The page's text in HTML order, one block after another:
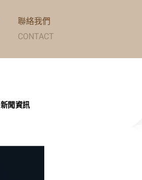
聯絡我們
CONTACT
新聞資訊